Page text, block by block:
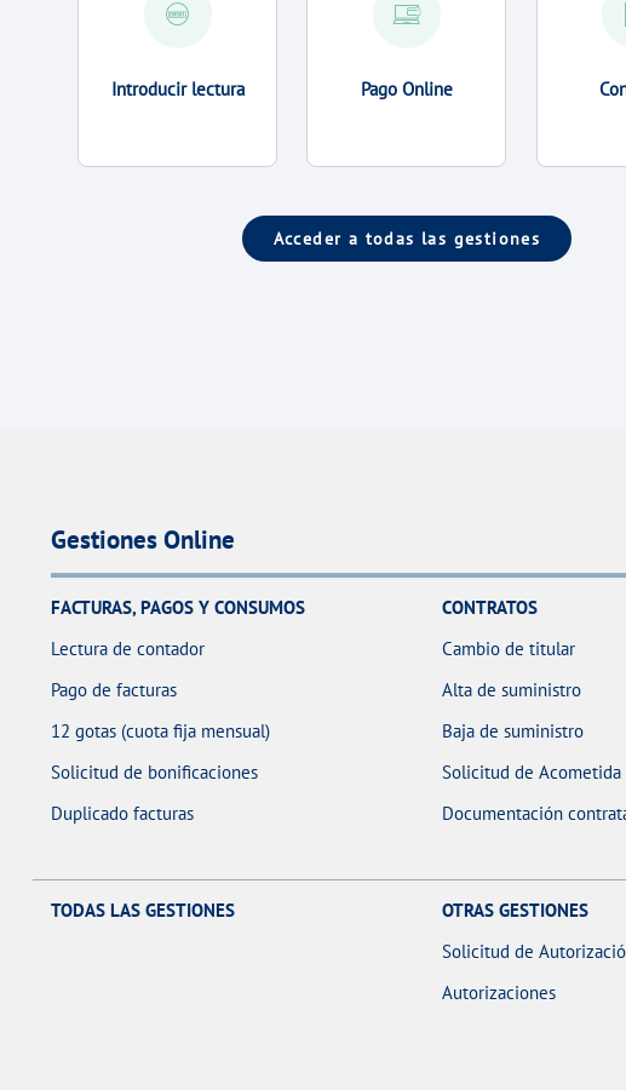
Introducir lectura Pago Online
Acceder a todas las gestiones
Gestiones Online
FACTURAS, PAGOS Y CONSUMOS
Lectura de contador
Pago de facturas
12 gotas (cuota fija mensual)
Solicitud de bonificaciones
Duplicado facturas
CONTRATOS
Cambio de titular
Alta de suministro
Baja de suministro
Solicitud de Acometida
Documentación
TODAS LAS GESTIONES
OTRAS GESTIONES
Solicitud de
Autorizaciones